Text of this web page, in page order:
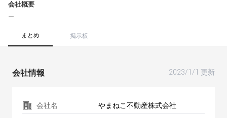
会社概要
ー
まとめ 掲示板
会社情報 2023/1/1 更新
会社名 やまねこ不動産株式会社